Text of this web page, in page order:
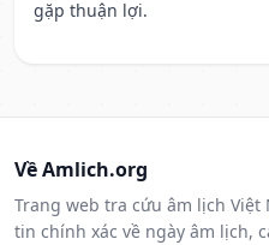
gặp thuận lợi.
Về Amlich.org
Trang web tra cứu âm lịch
tin chính xác về ngày âm lịch,